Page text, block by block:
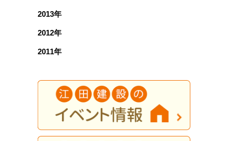
2013年
2012年
2011年